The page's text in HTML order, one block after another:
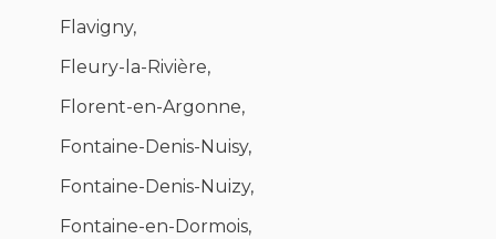
Flavigny,
Fleury-la-Rivière,
Florent-en-Argonne,
Fontaine-Denis-Nuisy,
Fontaine-Denis-Nuizy,
Fontaine-en-Dormois,